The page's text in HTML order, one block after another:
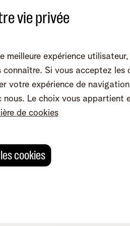
nous un e-mail
question via notre
vie privée
meilleure expérience utilisateur,
Si vous acceptez les
votre expérience de
Le choix vous appartient
de cookies
cookies